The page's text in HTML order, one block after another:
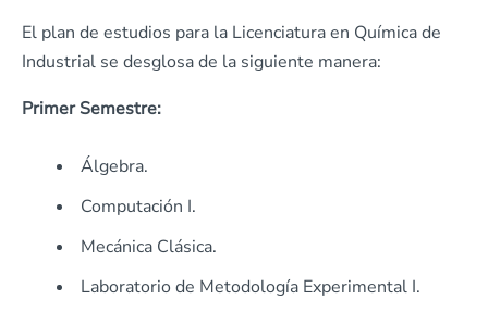
El plan de estudios para la Licenciatura en Química de
Industrial se desglosa de la siguiente manera:
Primer Semestre:
Álgebra.
Computación I.
Mecánica Clásica.
Laboratorio de Metodología Experimental I.